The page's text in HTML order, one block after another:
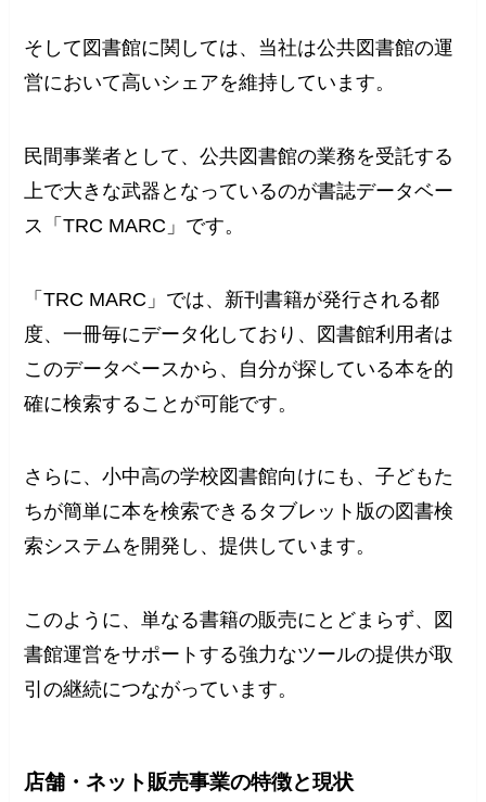
そして図書館に関しては、当社は公共図書館の運
営において高いシェアを維持しています。
民間事業者として、公共図書館の業務を受託する
上で大きな武器となっているのが書誌データベー
ス「TRC MARC」です。
「TRC MARC」では、新刊書籍が発行される都
度、一冊毎にデータ化しており、図書館利用者は
このデータベースから、自分が探している本を的
確に検索することが可能です。
さらに、小中高の学校図書館向けにも、子どもた
ちが簡単に本を検索できるタブレット版の図書検
索システムを開発し、提供しています。
このように、単なる書籍の販売にとどまらず、図
書館運営をサポートする強力なツールの提供が取
引の継続につながっています。
店舗・ネット販売事業の特徴と現状